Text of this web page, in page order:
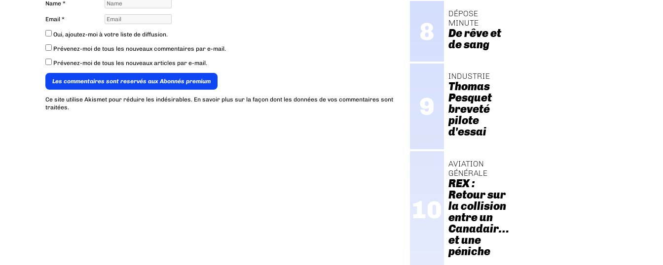
Name *
Email *
Oui, ajoutez-moi à votre liste de diffusion.
Prévenez-moi de tous les nouveaux commentaires par e-mail.
Prévenez-moi de tous les nouveaux articles par e-mail.
Les commentaires sont reservés aux Abonnés premium
Ce site utilise Akismet pour réduire les indésirables. En savoir plus sur la façon dont les données de vos commentaires sont
traitées.
DÉPOSE
MINUTE
De rêve et
de sang
INDUSTRIE
Thomas
Pesquet
breveté
pilote
d'essai
AVIATION
GÉNÉRALE
REX :
Retour sur
la collision
entre un
Canadair…
et une
péniche